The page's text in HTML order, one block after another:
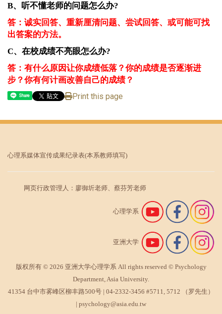
B、听不懂老师的问题怎么办?
答： 诚实回答、重新厘清问题、尝试回答、或可能可找
出答案的方法。
C、在校成绩不亮眼怎么办?
答： 有什么原因让你成绩低落？你的成绩是否逐渐进
步？你有何计画改善自己的成绩？
Share Print this page
心理系媒体宣传成果纪录表(本系教师填写)
网页行政管理人：廖御圻老师、蔡芬芳老师
心理学系
亚洲大学
版权所有 © 2026 亚洲大学心理学系 All rights reserved © Psychology
Department, Asia University.
41354 台中市雾峰区柳丰路500号 | 04-2332-3456 #5711, 5712 （罗先生）
| psychology@asia.edu.tw